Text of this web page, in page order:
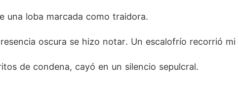
una loba marcada como traidora.
oscura se hizo notar. Un escalofrío recorrió mi
de condena, cayó en un silencio sepulcral.